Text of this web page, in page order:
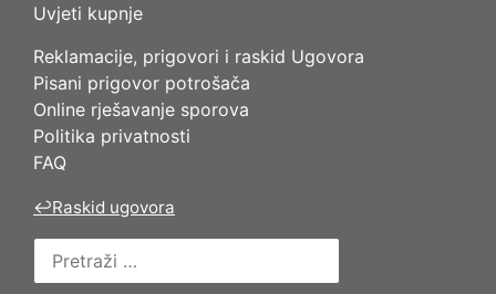
Uvjeti kupnje
Reklamacije, prigovori i raskid Ugovora
Pisani prigovor potrošača
Online rješavanje sporova
Politika privatnosti
FAQ
↩Raskid ugovora
Pretraži: